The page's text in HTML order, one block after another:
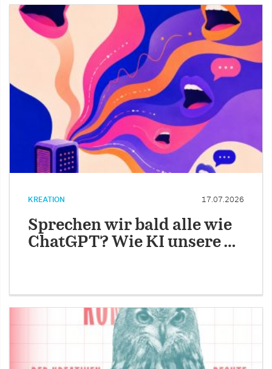
KREATION 17.07.2026
Sprechen wir bald alle wie
ChatGPT? Wie KI unsere …